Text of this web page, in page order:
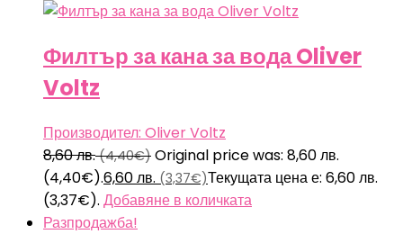
Филтър за кана за вода Oliver
Voltz
Производител: Oliver Voltz
8,60лв.(4,40€) Original price was: 8,60 лв.
(4,40€).6,60лв. (3,37€)Текущата цена е: 6,60 лв.
(3,37€). Добавяне в количката
Разпродажба!